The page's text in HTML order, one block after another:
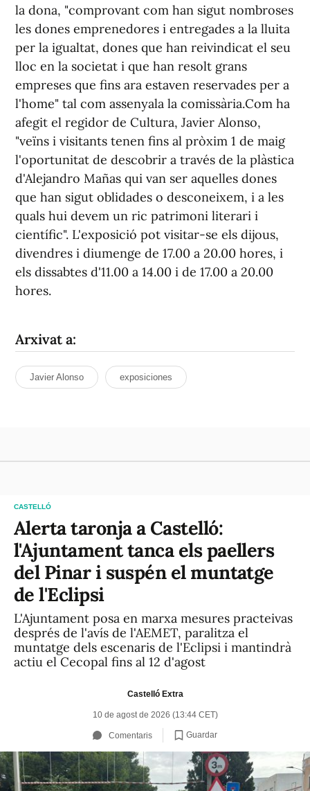
la dona, "comprovant com han sigut nombroses
les dones emprenedores i entregades a la lluita
per la igualtat, dones que han reivindicat el seu
lloc en la societat i que han resolt grans
empreses que fins ara estaven reservades per a
l'home" tal com assenyala la comissària.Com ha
afegit el regidor de Cultura, Javier Alonso,
"veïns i visitants tenen fins al pròxim 1 de maig
l'oportunitat de descobrir a través de la plàstica
d'Alejandro Mañas qui van ser aquelles dones
que han sigut oblidades o desconeixem, i a les
quals hui devem un ric patrimoni literari i
científic". L'exposició pot visitar-se els dijous,
divendres i diumenge de 17.00 a 20.00 hores, i
els dissabtes d'11.00 a 14.00 i de 17.00 a 20.00
hores.
Arxivat a:
Javier Alonso exposiciones
CASTELLÓ
Alerta taronja a Castelló:
l'Ajuntament tanca els paellers
del Pinar i suspén el muntatge
de l'Eclipsi
L'Ajuntament posa en marxa mesures practeivas
després de l'avís de l'AEMET, paralitza el
muntatge dels escenaris de l'Eclipsi i mantindrà
actiu el Cecopal fins al 12 d'agost
Castelló Extra
10 de agost de 2026 (13:44 CET)
Comentaris Guardar